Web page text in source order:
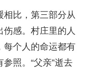
相比，第三部分从
伤感。村庄里的人
每个人的命运都有
照。“父亲”逝去